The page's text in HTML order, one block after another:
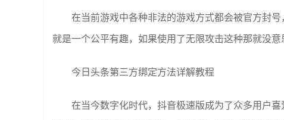
在当前游戏中各种非法的游戏方式都会被官方封
就是一个公平有趣，如果使用了无限攻击这种那就没意
今日头条第三方绑定方法详解教程
在当今数字化时代，抖音极速版成为了众多用户